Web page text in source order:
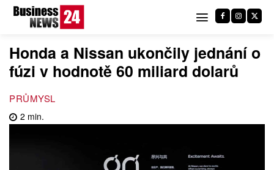
Honda a Nissan ukončily jednání o
fúzi v hodnotě 60 miliard dolarů
PRŮMYSL
2 min.